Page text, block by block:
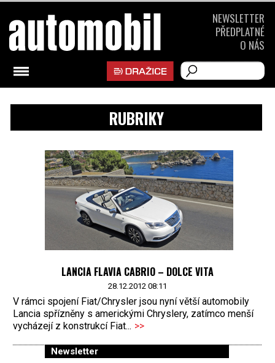
RUBRIKY
LANCIA FLAVIA CABRIO – DOLCE VITA
28.12.2012 08:11
V rámci spojení Fiat/Chrysler jsou nyní větší automobily
Lancia spřízněny s americkými Chryslery, zatímco menší
vycházejí z konstrukcí Fiat... >>
Newsletter
NEWSLETTER
PŘEDPLATNÉ
O NÁS